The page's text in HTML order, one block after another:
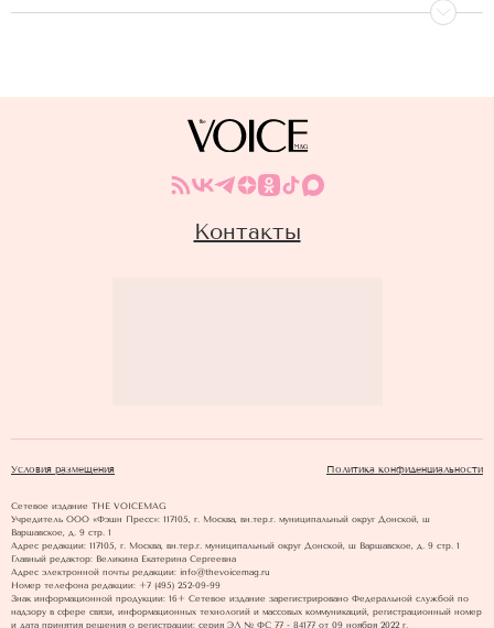
Контакты
Условия размещения Политика конфиденциальности
Сетевое издание THE VOICEMAG
Учредитель ООО «Фэшн Пресс»: 117105, г. Москва, вн.тер.г. муниципальный округ Донской, ш
Варшавское, д. 9 стр. 1
Адрес редакции: 117105, г. Москва, вн.тер.г. муниципальный округ Донской, ш Варшавское, д. 9 стр. 1
Главный редактор: Великина Екатерина Сергеевна
Адрес электронной почты редакции: info@thevoicemag.ru
Номер телефона редакции: +7 (495) 252-09-99
Знак информационной продукции: 16+ Cетевое издание зарегистрировано Федеральной службой по
надзору в сфере связи, информационных технологий и массовых коммуникаций, регистрационный номер
и дата принятия решения о регистрации: серия ЭЛ № ФС 77 - 84177 от 09 ноября 2022 г.